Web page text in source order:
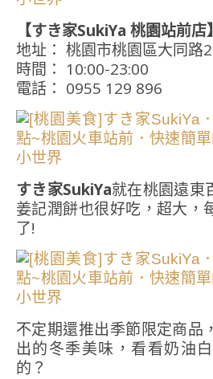
【すき家SukiYa 桃園站前店】
地址： 桃園市桃園區大同路
時間： 10:00-23:00
電話： 0955 129 896
すき家SukiYa就在桃園遠東
姜記潤餅也很好吃，超大，
了!
不定期還推出季節限定商品
出的冬季美味，看看奶油
的？